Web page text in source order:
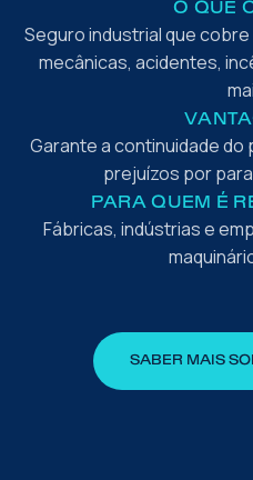
O QUE
Seguro industrial que
mecânicas, acidentes,
Garante a continuidade
prejuízos por
PARA QUEM É
Fábricas, indústrias e
SABER MAIS